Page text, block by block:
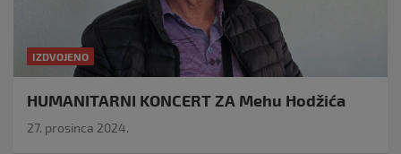
IZDVOJENO
HUMANITARNI KONCERT ZA Mehu Hodžića
27. prosinca 2024.